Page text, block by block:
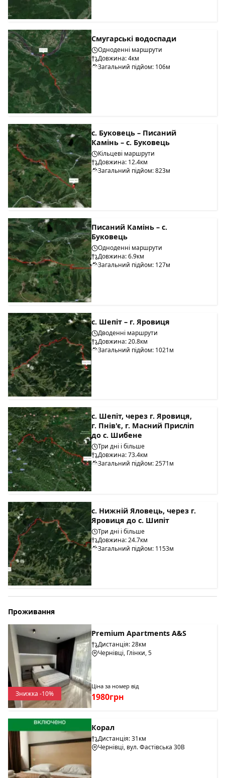
Смугарські водоспади
Одноденні маршрути
Довжина: 4км
Загальний підйом: 106м
с. Буковець – Писаний
Камінь – с. Буковець
Кільцеві маршрути
Довжина: 12.4км
Загальний підйом: 823м
Писаний Камінь – с.
Буковець
Одноденні маршрути
Довжина: 6.9км
Загальний підйом: 127м
с. Шепіт – г. Яровиця
Дводенні маршрути
Довжина: 20.8км
Загальний підйом: 1021м
с. Шепіт, через г. Яровиця,
г. Пнів'є, г. Масний Присліп
до с. Шибене
Три дні і більше
Довжина: 73.4км
Загальний підйом: 2571м
с. Нижній Яловець, через г.
Яровиця до с. Шипіт
Три дні і більше
Довжина: 24.7км
Загальний підйом: 1153м
Проживання
Знижка -10%
Premium Apartments A&S
Дистанція: 28км
Чернівці, Глінки, 5
Ціна за номер від
1980грн
Корал
Дистанція: 31км
Чернівці, вул. Фастівська 30В